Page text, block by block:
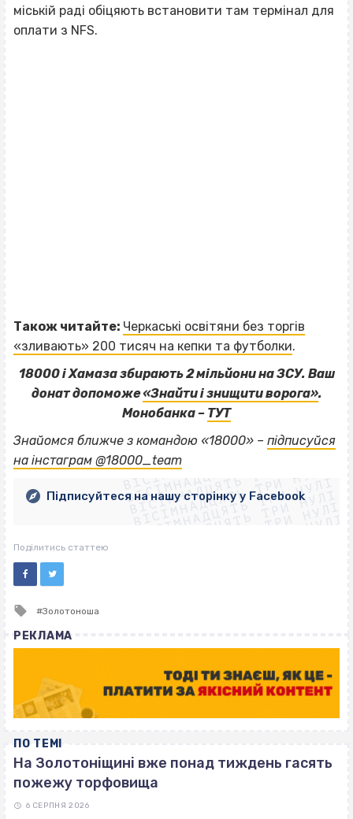
міській раді обіцяють встановити там термінал для
оплати з NFS.
Також читайте: Черкаські освітяни без торгів
«зливають» 200 тисяч на кепки та футболки.
18000 і Хамаза збирають 2 мільйони на ЗСУ. Ваш
донат допоможе«Знайти і знищити ворога».
Монобанка – ТУТ
Знайомся ближче з командою «18000» – підписуйся
на інстаграм @18000_teamВІСІМНАДЦЯТЬ ТРИ НУЛІ
ВІСІМНАДЦЯТЬ ТРИ НУЛІ
ВІСІМНАДЦЯТЬ ТРИ НУЛІ
ВІСІМНАДЦЯТЬ ТРИ НУЛІ
ВІСІМНАДЦЯТЬ ТРИ НУЛІ
ВІСІМНАДЦЯТЬ ТРИ НУЛІ
ВІСІМНАДЦЯТЬ ТРИ НУЛІ
ВІСІМНАДЦЯТЬ ТРИ НУЛІ
Підписуйтеся на нашу сторінку у Facebook
Поділитись статтею
Tagged
Золотоноша
РЕКЛАМА
ПО ТЕМІ
На Золотоніщині вже понад тиждень гасять
пожежу торфовища
6 СЕРПНЯ 2026